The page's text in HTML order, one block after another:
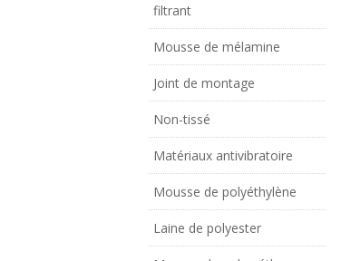
filtrant
Mousse de mélamine
Joint de montage
Non-tissé
Matériaux antivibratoire
Mousse de polyéthylène
Laine de polyester